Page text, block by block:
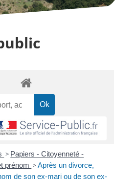
> Papiers - Citoyenneté -
prénom >Après un divorce,
de son ex-mari ou de son ex-